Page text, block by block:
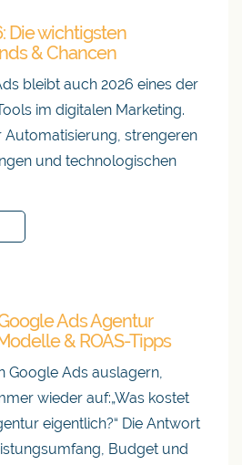
Die wichtigsten
& Chancen
bleibt auch 2026 eines der
im digitalen Marketing.
Automatisierung, strengeren
und technologischen
Ads Agentur
& ROAS-Tipps
Google Ads auslagern,
wieder auf:„Was kostet
eigentlich?“ Die Antwort
Budget und